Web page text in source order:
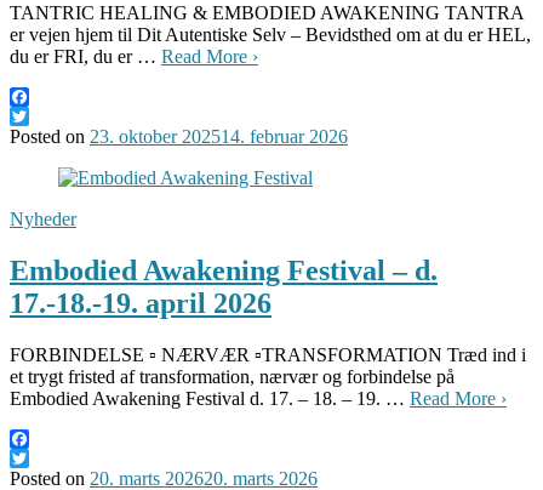
TANTRIC HEALING & EMBODIED AWAKENING TANTRA
er vejen hjem til Dit Autentiske Selv – Bevidsthed om at du er HEL,
du er FRI, du er … Read More ›
Facebook
Twitter
Posted on 23. oktober 202514. februar 2026
Nyheder
Embodied Awakening Festival – d.
17.-18.-19. april 2026
FORBINDELSE ▫️ NÆRVÆR ▫️TRANSFORMATION Træd ind i
et trygt fristed af transformation, nærvær og forbindelse på
Embodied Awakening Festival d. 17. – 18. – 19. … Read More ›
Facebook
Twitter
Posted on 20. marts 202620. marts 2026